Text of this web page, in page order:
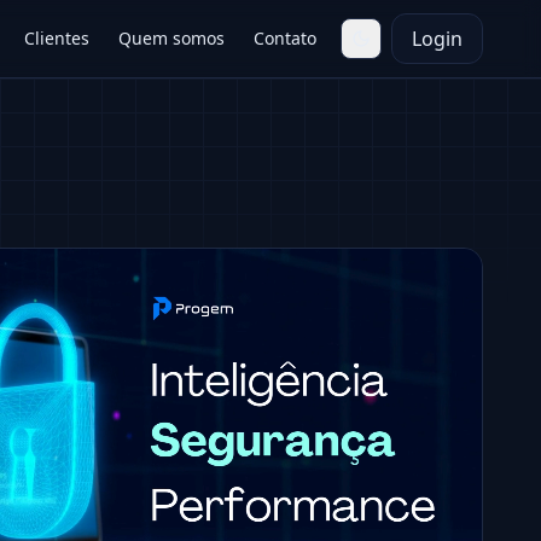
Clientes Quem somos Contato Login